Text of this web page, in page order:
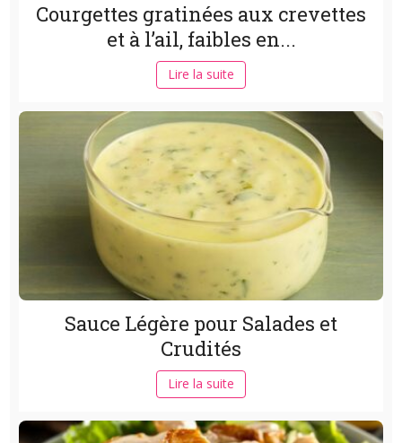
Courgettes gratinées aux crevettes
et à l’ail, faibles en...
Lire la suite
Sauce Légère pour Salades et
Crudités
Lire la suite